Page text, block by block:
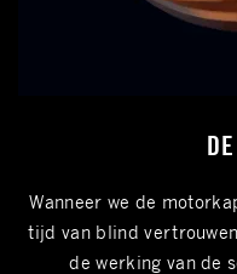
Wanneer we de
tijd van blind
de werking van de